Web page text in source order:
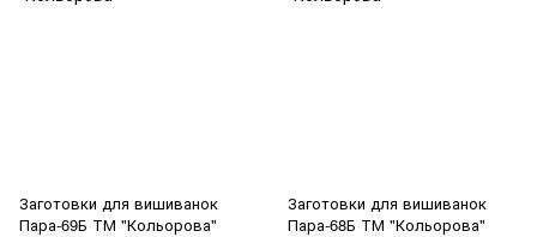
Заготовки для вишиванок
Пара-69Б ТМ "Кольорова"
Заготовки для вишиванок
Пара-68Б ТМ "Кольорова"